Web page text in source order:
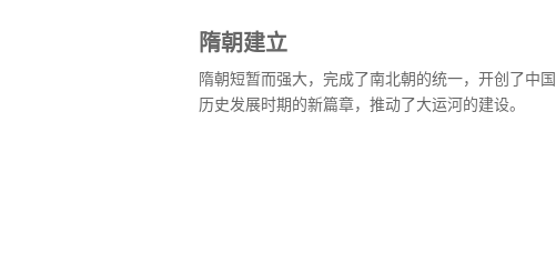
隋朝建立
隋朝短暂而强大，完成了南北朝的统一，开创了中国
历史发展时期的新篇章，推动了大运河的建设。